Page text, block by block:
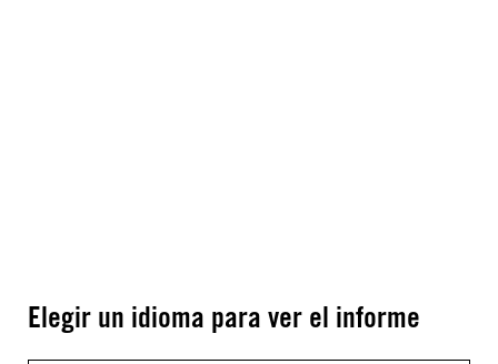
Elegir un idioma para ver el informe